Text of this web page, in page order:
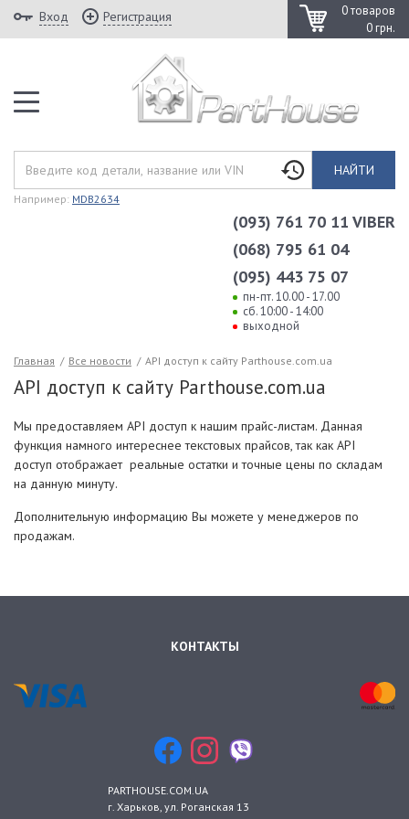
0 товаров
0 грн.
Вход Регистрация
НАЙТИ
Например: MDB2634
(093) 761 70 11 VIBER
(068) 795 61 04
(095) 443 75 07
пн-пт. 10.00 - 17.00
сб. 10:00 - 14:00
выходной
Главная / Все новости / API доступ к сайту Parthouse.com.ua
API доступ к сайту Parthouse.com.ua
Мы предоставляем API доступ к нашим прайс-листам. Данная
функция намного интереснее текстовых прайсов, так как API
доступ отображает реальные остатки и точные цены по складам
на данную минуту.
Дополнительную информацию Вы можете у менеджеров по
продажам.
КОНТАКТЫ
PARTHOUSE.COM.UA
г. Харьков, ул. Роганская 13